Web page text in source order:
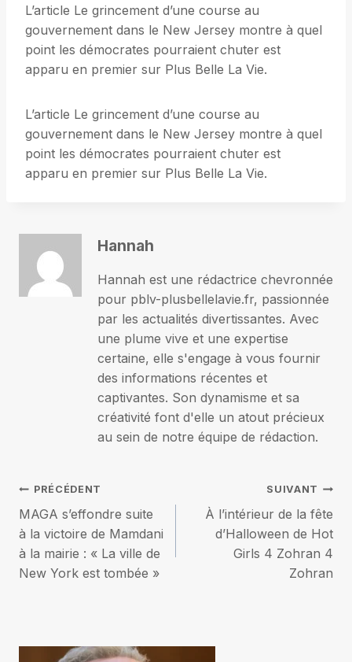
L’article Le grincement d’une course au
gouvernement dans le New Jersey montre à quel
point les démocrates pourraient chuter est
apparu en premier sur Plus Belle La Vie.
L’article Le grincement d’une course au
gouvernement dans le New Jersey montre à quel
point les démocrates pourraient chuter est
apparu en premier sur Plus Belle La Vie.
Hannah
Hannah est une rédactrice chevronnée
pour pblv-plusbellelavie.fr, passionnée
par les actualités divertissantes. Avec
une plume vive et une expertise
certaine, elle s'engage à vous fournir
des informations récentes et
captivantes. Son dynamisme et sa
créativité font d'elle un atout précieux
au sein de notre équipe de rédaction.
Navigation
de
l’article
PRÉCÉDENT
MAGA s’effondre suite
à la victoire de Mamdani
à la mairie : « La ville de
New York est tombée »
SUIVANT
À l’intérieur de la fête
d’Halloween de Hot
Girls 4 Zohran 4
Zohran